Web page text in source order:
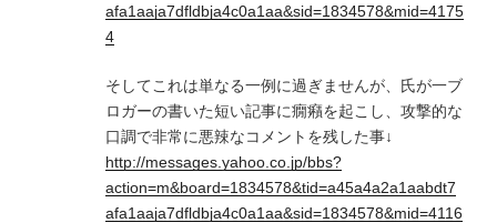
afa1aaja7dfldbja4c0a1aa&sid=1834578&mid=4175
4
そしてこれは単なる一例に過ぎませんが、氏が一ブ
ロガーの書いた短い記事に癇癪を起こし、攻撃的な
口調で非常に悪辣なコメントを残した事↓
http://messages.yahoo.co.jp/bbs?
action=m&board=1834578&tid=a45a4a2a1aabdt7
afa1aaja7dfldbja4c0a1aa&sid=1834578&mid=4116